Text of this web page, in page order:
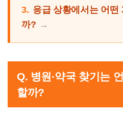
3. 응급 상황에서는 어떤
까?
Q. 병원·약국 찾기는
할까?